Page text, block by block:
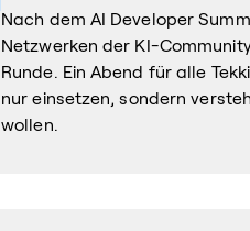
Nach dem AI Developer
Netzwerken der KI-
Runde. Ein Abend für alle
nur einsetzen, sondern
wollen.